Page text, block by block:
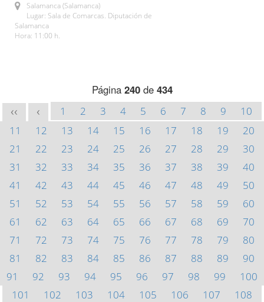
Salamanca (Salamanca)
Lugar: Sala de Comarcas. Diputación de
Salamanca
Hora: 11:00 h.
Página 240de 434
<< < 1 2 3 4 5 6 7 8 9
10
11
12 13 14 15 16 17 18 19
20
21
22 23 24 25 26 27 28 29
30
31
32 33 34 35 36 37 38 39
40
41
42 43 44 45 46 47 48 49
50
51
52 53 54 55 56 57 58 59
60
61
62 63 64 65 66 67 68 69
70
71
72 73 74 75 76 77 78 79
80
81
82 83 84 85 86 87 88 89
90
91
92 93 94 95 96 97 98 99
100
101
102 103 104 105 106 107
108